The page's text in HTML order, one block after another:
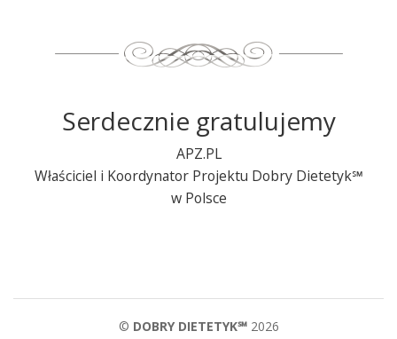
Serdecznie gratulujemy
APZ.PL
Właściciel i Koordynator Projektu Dobry Dietetyk℠
w Polsce
© DOBRY DIETETYK℠2026